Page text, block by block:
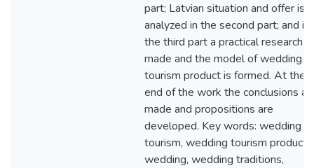
part; Latvian situation and offer is
analyzed in the second part; and in
the third part a practical research is
made and the model of wedding
tourism product is formed. At the
end of the work the conclusions
made and propositions are
developed. Key words: wedding
tourism, wedding tourism product,
wedding, wedding traditions,